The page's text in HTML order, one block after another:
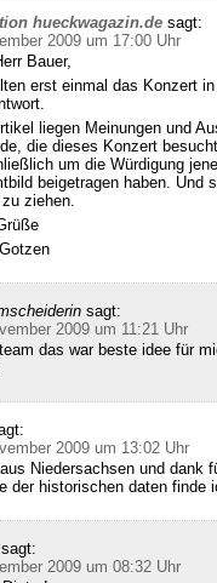
hueckwagazin.de sagt:
2009 um 17:00 Uhr
Bauer,
erst einmal das Konzert
liegen Meinungen und
die dieses Konzert
um die Würdigung
beigetragen haben. Und
ziehen.
sagt:
2009 um 11:21 Uhr
das war beste idee für
2009 um 13:02 Uhr
Niedersachsen und dank
der historischen daten finde
sagt:
2009 um 08:32 Uhr